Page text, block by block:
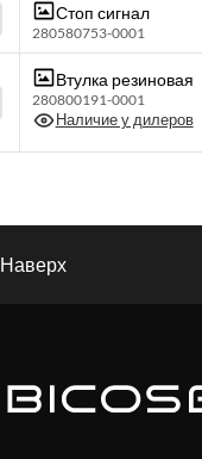
Стоп сигнал
280580753-0001
Втулка резиновая
280800191-0001
Наличие у дилеров
Наверх